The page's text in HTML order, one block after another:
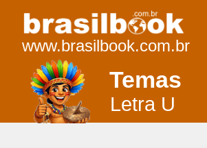
www.brasilbook.com.br
Temas
Letra U